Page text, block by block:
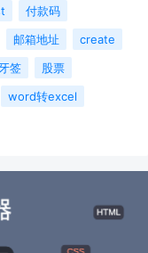
付款码
邮箱地址
create
牙签
股票
word转excel